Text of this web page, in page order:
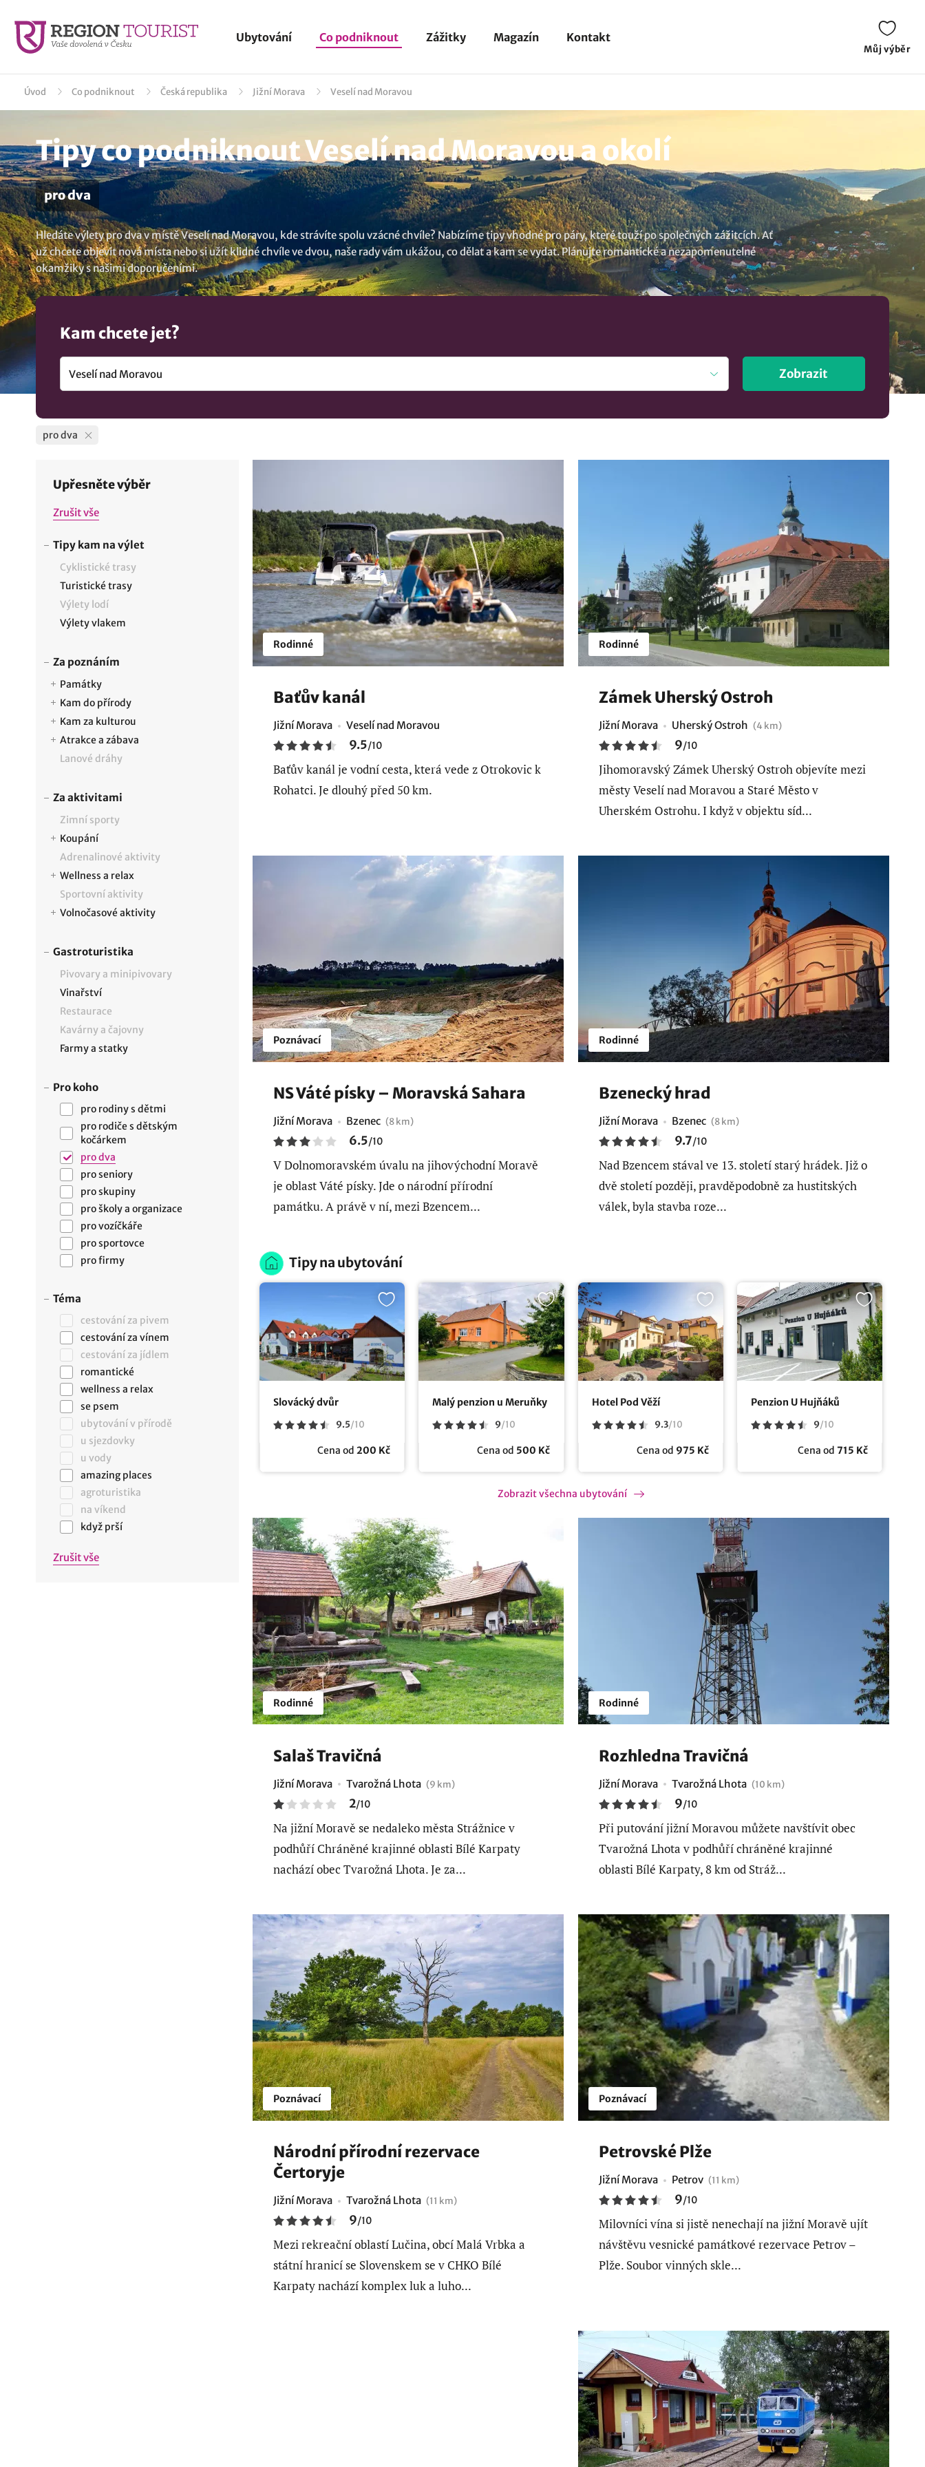
Ubytování Co podniknout Zážitky Magazín Kontakt
Můj výběr
Úvod Co podniknout Česká republika Jižní Morava Veselí nad Moravou
Tipy co podniknout Veselí nad Moravou a okolí
pro dva
Hledáte výlety pro dva v místě Veselí nad Moravou, kde strávíte spolu vzácné chvíle? Nabízíme tipy vhodné pro páry, které touží po společných zážitcích. Ať
už chcete objevit nová místa nebo si užít klidné chvíle ve dvou, naše rady vám ukážou, co dělat a kam se vydat. Plánujte romantické a nezapomenutelné
okamžiky s našimi doporučeními.
Kam chcete jet?
Zobrazit
pro dva
Upřesněte výběr
Zrušit vše
Tipy kam na výlet
Cyklistické trasy
Turistické trasy
Výlety lodí
Výlety vlakem
Za poznáním
Památky
Kam do přírody
Kam za kulturou
Atrakce a zábava
Lanové dráhy
Za aktivitami
Zimní sporty
Koupání
Adrenalinové aktivity
Wellness a relax
Sportovní aktivity
Volnočasové aktivity
Gastroturistika
Pivovary a minipivovary
Vinařství
Restaurace
Kavárny a čajovny
Farmy a statky
Pro koho
pro rodiny s dětmi
pro rodiče s dětským
kočárkem
pro dva
pro seniory
pro skupiny
pro školy a organizace
pro vozíčkáře
pro sportovce
pro firmy
Téma
cestování za pivem
cestování za vínem
cestování za jídlem
romantické
wellness a relax
se psem
ubytování v přírodě
u sjezdovky
u vody
amazing places
agroturistika
na víkend
když prší
Zrušit vše
Rodinné
Baťův kanál
Jižní Morava Veselí nad Moravou
9.5/10
Baťův kanál je vodní cesta, která vede z Otrokovic k
Rohatci. Je dlouhý před 50 km.
Rodinné
Zámek Uherský Ostroh
Jižní Morava Uherský Ostroh (4 km)
9/10
Jihomoravský Zámek Uherský Ostroh objevíte mezi
městy Veselí nad Moravou a Staré Město v
Uherském Ostrohu. I když v objektu síd...
Poznávací
NS Váté písky – Moravská Sahara
Jižní Morava Bzenec (8 km)
6.5/10
V Dolnomoravském úvalu na jihovýchodní Moravě
je oblast Váté písky. Jde o národní přírodní
památku. A právě v ní, mezi Bzencem...
Rodinné
Bzenecký hrad
Jižní Morava Bzenec (8 km)
9.7/10
Nad Bzencem stával ve 13. století starý hrádek. Již o
dvě století později, pravděpodobně za hustitských
válek, byla stavba roze...
Tipy na ubytování
Slovácký dvůr
9.5/10
Cena od200 Kč
Malý penzion u Meruňky
9/10
Cena od 500 Kč
Hotel Pod Věží
9.3/10
Cena od 975 Kč
Penzion U Hujňáků
9/10
Cena od 715 Kč
Zobrazit všechna ubytování
Rodinné
Salaš Travičná
Jižní Morava Tvarožná Lhota (9 km)
2/10
Na jižní Moravě se nedaleko města Strážnice v
podhůří Chráněné krajinné oblasti Bílé Karpaty
nachází obec Tvarožná Lhota. Je za...
Rodinné
Rozhledna Travičná
Jižní Morava Tvarožná Lhota (10 km)
9/10
Při putování jižní Moravou můžete navštívit obec
Tvarožná Lhota v podhůří chráněné krajinné
oblasti Bílé Karpaty, 8 km od Stráž...
Poznávací
Národní přírodní rezervace
Čertoryje
Jižní Morava Tvarožná Lhota (11 km)
9/10
Mezi rekreační oblastí Lučina, obcí Malá Vrbka a
státní hranicí se Slovenskem se v CHKO Bílé
Karpaty nachází komplex luk a luho...
Poznávací
Petrovské Plže
Jižní Morava Petrov (11 km)
9/10
Milovníci vína si jistě nenechají na jižní Moravě ujít
návštěvu vesnické památkové rezervace Petrov –
Plže. Soubor vinných skle...